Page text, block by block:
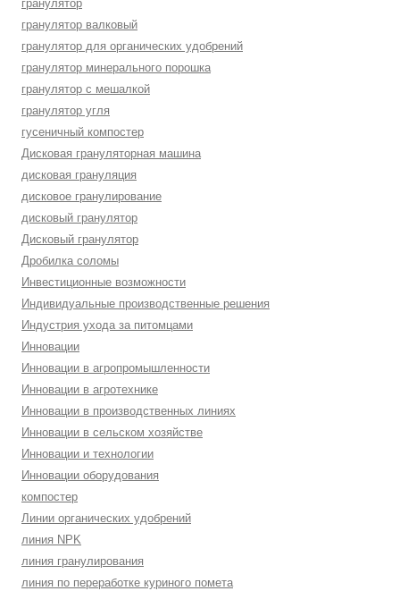
гранулятор
гранулятор валковый
гранулятор для органических удобрений
гранулятор минерального порошка
гранулятор с мешалкой
гранулятор угля
гусеничный компостер
Дисковая грануляторная машина
дисковая грануляция
дисковое гранулирование
дисковый гранулятор
Дисковый гранулятор
Дробилка соломы
Инвестиционные возможности
Индивидуальные производственные решения
Индустрия ухода за питомцами
Инновации
Инновации в агропромышленности
Инновации в агротехнике
Инновации в производственных линиях
Инновации в сельском хозяйстве
Инновации и технологии
Инновации оборудования
компостер
Линии органических удобрений
линия NPK
линия гранулирования
линия по переработке куриного помета